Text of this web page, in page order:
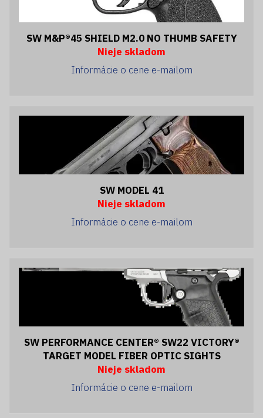
SW M&P®45 SHIELD M2.0 NO THUMB SAFETY
Nieje skladom
Informácie o cene e-mailom
SW MODEL 41
Nieje skladom
Informácie o cene e-mailom
SW PERFORMANCE CENTER® SW22 VICTORY®
TARGET MODEL FIBER OPTIC SIGHTS
Nieje skladom
Informácie o cene e-mailom